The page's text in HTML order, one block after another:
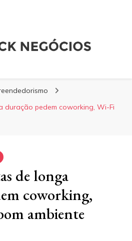
duração pedem coworking, Wi-Fi
de longa
coworking,
ambiente